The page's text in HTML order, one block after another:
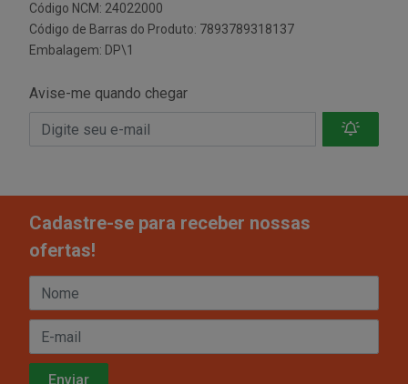
Código NCM: 24022000
Código de Barras do Produto: 7893789318137
Embalagem: DP\1
Avise-me quando chegar
Cadastre-se para receber nossas
ofertas!